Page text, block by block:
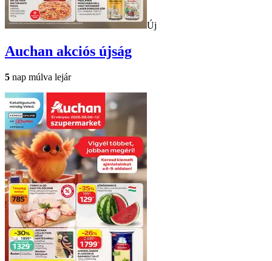
Új
Auchan akciós újság
5 nap múlva lejár